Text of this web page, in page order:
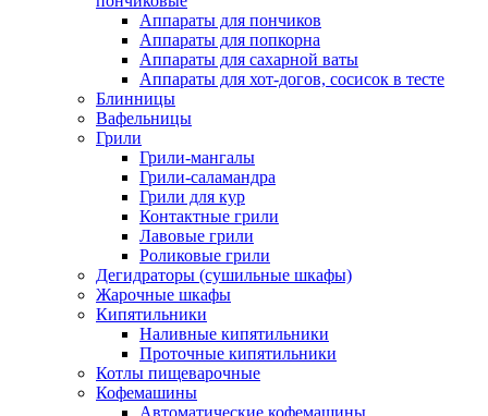
Аппараты для пончиков
Аппараты для попкорна
Аппараты для сахарной ваты
Аппараты для хот-догов, сосисок в тесте
Блинницы
Вафельницы
Грили
Грили-мангалы
Грили-саламандра
Грили для кур
Контактные грили
Лавовые грили
Роликовые грили
Дегидраторы (сушильные шкафы)
Жарочные шкафы
Кипятильники
Наливные кипятильники
Проточные кипятильники
Котлы пищеварочные
Кофемашины
Автоматические кофемашины